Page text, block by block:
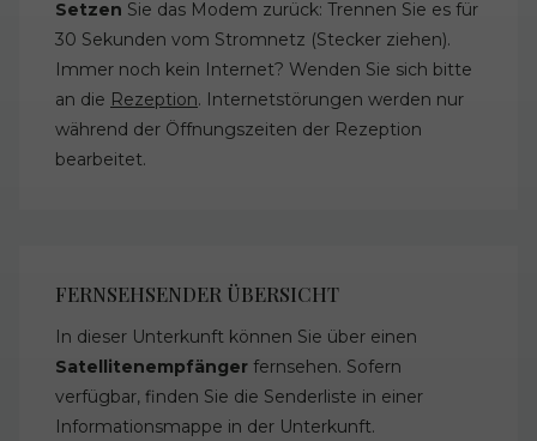
Setzen Sie das Modem zurück: Trennen Sie es für
30 Sekunden vom Stromnetz (Stecker ziehen).
Immer noch kein Internet? Wenden Sie sich bitte
an die Rezeption. Internetstörungen werden nur
während der Öffnungszeiten der Rezeption
bearbeitet.
FERNSEHSENDER ÜBERSICHT
In dieser Unterkunft können Sie über einen
Satellitenempfänger fernsehen. Sofern
verfügbar, finden Sie die Senderliste in einer
Informationsmappe in der Unterkunft.